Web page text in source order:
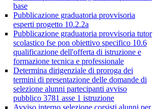
base
Pubblicazione graduatoria provvisoria
esperti progetto 10.2.2a
Pubblicazione graduatoria provvisoria tutor
scolastico fse pon obiettivo specifico 10.6
qualificazione dell'offerta di istruzione e
formazione tecnica e professionale
Determina dirigenziale di proroga dei
termini di presentazione delle domande di
selezione alunni partecipanti avviso
pubblico 3781 asse 1 istruzione